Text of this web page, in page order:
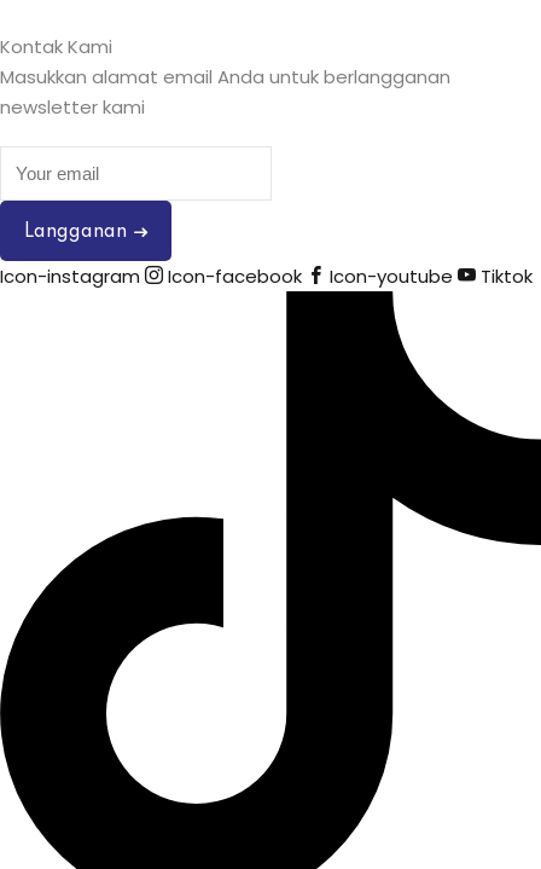
Kontak Kami
Masukkan alamat email Anda untuk berlangganan
newsletter kami
Langganan
Icon-instagram Icon-facebook Icon-youtube Tiktok